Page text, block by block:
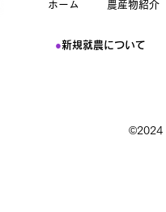
ホーム 農産物紹介
●新規就農について
©2024